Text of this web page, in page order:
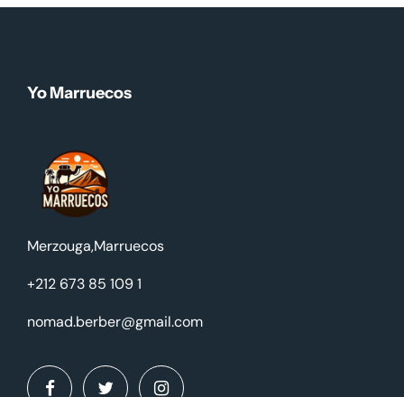
Yo Marruecos
Merzouga,Marruecos
+212 673 85 109 1
nomad.berber@gmail.com